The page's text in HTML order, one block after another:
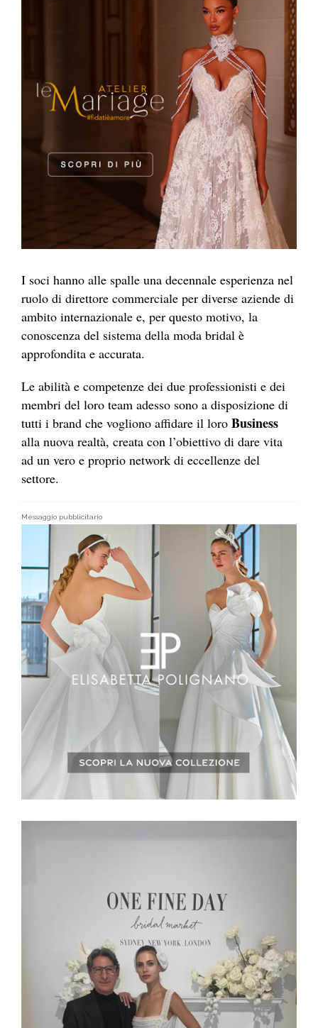
I soci hanno alle spalle una decennale esperienza nel
ruolo di direttore commerciale per diverse aziende di
ambito internazionale e, per questo motivo, la
conoscenza del sistema della moda bridal è
approfondita e accurata.
Le abilità e competenze dei due professionisti e dei
membri del loro team adesso sono a disposizione di
tutti i brand che vogliono affidare il loro Business
alla nuova realtà, creata con l’obiettivo di dare vita
ad un vero e proprio network di eccellenze del
settore.
Messaggio pubblicitario